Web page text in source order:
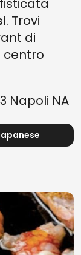
. Trovi
di
centro
Napoli NA